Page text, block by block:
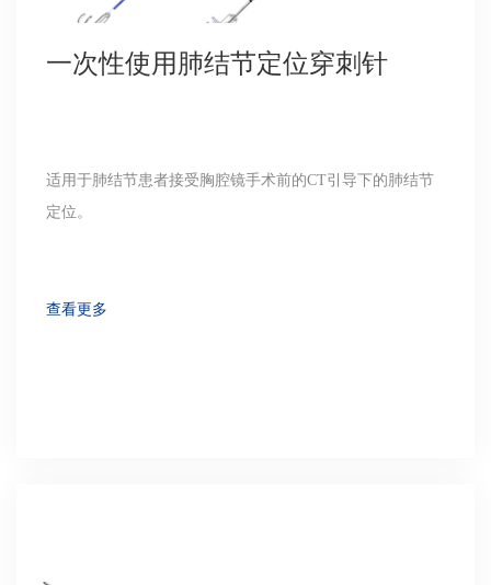
一次性使用肺结节定位穿刺针
适用于肺结节患者接受胸腔镜手术前的CT引导下的肺结节
定位。
查看更多